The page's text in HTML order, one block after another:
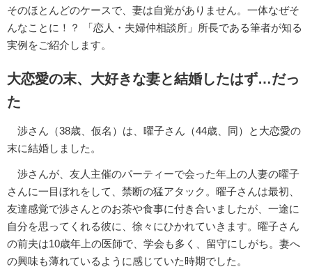
そのほとんどのケースで、妻は自覚がありません。一体なぜそ
んなことに！？ 「恋人・夫婦仲相談所」所長である筆者が知る
実例をご紹介します。
大恋愛の末、大好きな妻と結婚したはず…だっ
た
渉さん（38歳、仮名）は、曜子さん（44歳、同）と大恋愛の
末に結婚しました。
渉さんが、友人主催のパーティーで会った年上の人妻の曜子
さんに一目ぼれをして、禁断の猛アタック。曜子さんは最初、
友達感覚で渉さんとのお茶や食事に付き合いましたが、一途に
自分を思ってくれる彼に、徐々にひかれていきます。曜子さん
の前夫は10歳年上の医師で、学会も多く、留守にしがち。妻へ
の興味も薄れているように感じていた時期でした。